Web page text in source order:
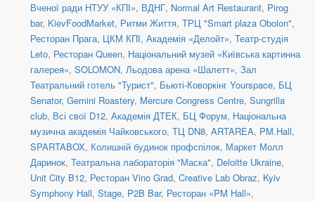
Вченої ради НТУУ «КПІ», ВДНГ, Normal Art Restaurant, Pirog
bar, KievFoodMarket, Ритми Життя, ТРЦ "Smart plaza Obolon",
Ресторан Прага, ЦКМ КПІ, Академія «Делойт», Театр-студія
Leto, Ресторан Queen, Національний музей «Київська картинна
галерея», SOLOMON, Льодова арена «Шалетт», Зал
Театральний готель "Турист", Бьюті-Коворкінг Yourspace, БЦ
Senator, Gemini Roastery, Mercure Congress Centre, Sungrilla
club, Всі свої D12, Академія ДТЕК, БЦ Форум, Національна
музична академія Чайковського, ТЦ DN8, ARTAREA, PM.Hall,
SPARTABOX, Колишній будинок профспілок, Маркет Молл
Даринок, Театральна лабораторія "Маска", Deloitte Ukraine,
Unit City B12, Ресторан Vino Grad, Creative Lab Obraz, Kyiv
Symphony Hall, Stage, P2B Bar, Ресторан «PM Hall»,